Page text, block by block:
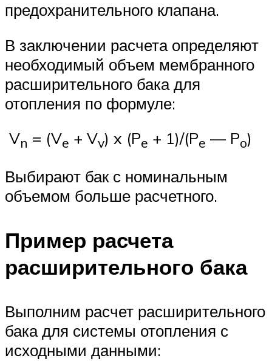
предохранительного клапана.
В заключении расчета определяют
необходимый объем мембранного
расширительного бака для
отопления по формуле:
Vn = (Ve + Vv) x (Pe + 1)/(Pe — Po)
Выбирают бак с номинальным
объемом больше расчетного.
Пример расчета
расширительного бака
Выполним расчет расширительного
бака для системы отопления с
исходными данными: